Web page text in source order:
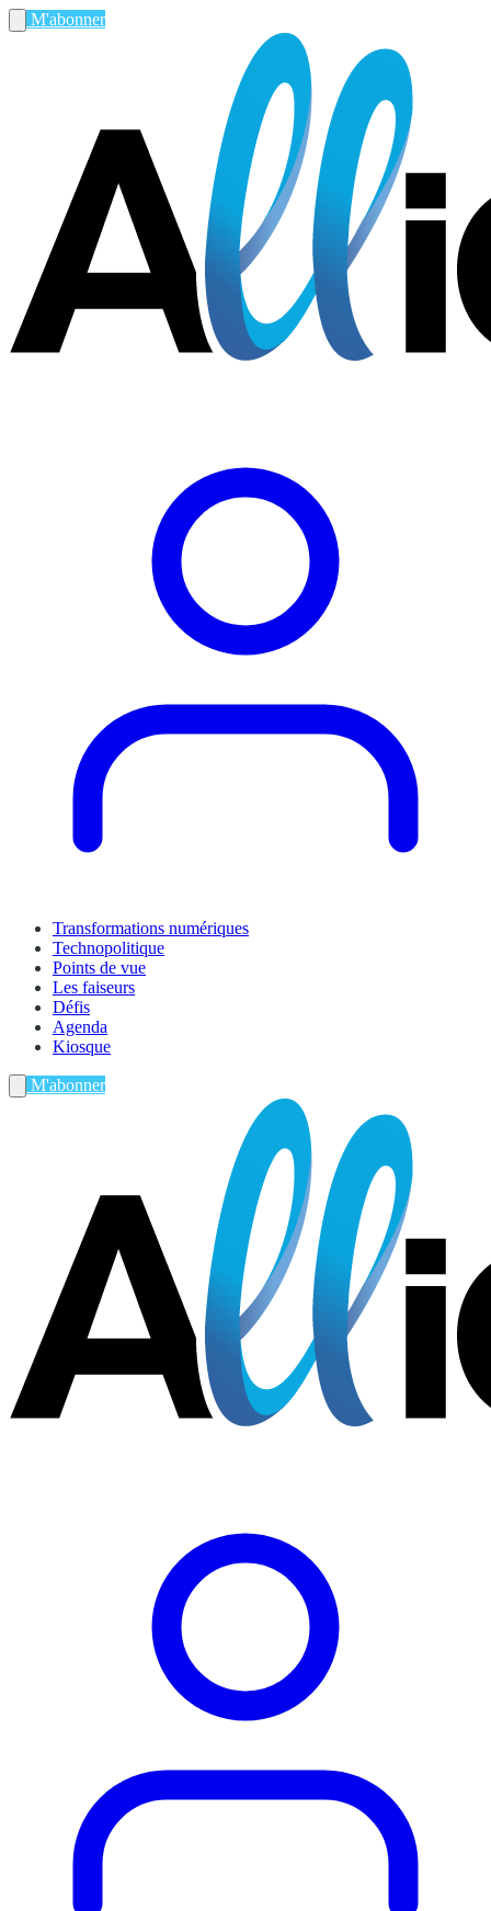
M'abonner
Transformations numériques
Technopolitique
Points de vue
Les faiseurs
Défis
Agenda
Kiosque
M'abonner